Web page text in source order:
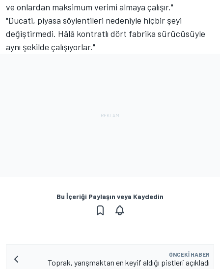
ve onlardan maksimum verimi almaya çalışır."
"Ducati, piyasa söylentileri nedeniyle hiçbir şeyi
değiştirmedi. Hâlâ kontratlı dört fabrika sürücüsüyle
aynı şekilde çalışıyorlar."
Bu İçeriği Paylaşın veya Kaydedin
ÖNCEKI HABER
Toprak, yarışmaktan en keyif aldığı pistleri açıkladı